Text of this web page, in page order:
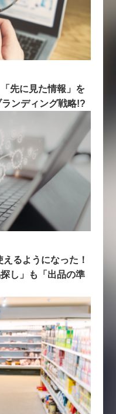
先に見た情報」を
ンディング戦略!?
るようになった！
し」も「出品の準